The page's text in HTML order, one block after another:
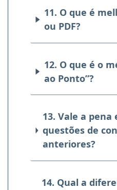
11. O que é
ou PDF?
12. O que é o
ao Ponto”?
13. Vale a
questões de
anteriores?
14. Qual a